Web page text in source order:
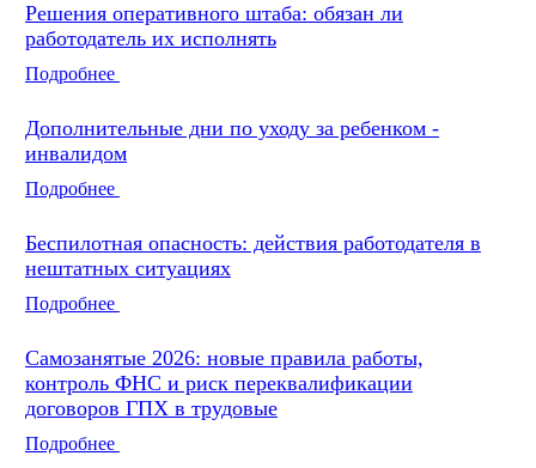
Решения оперативного штаба: обязан ли
работодатель их исполнять
Подробнее
Дополнительные дни по уходу за ребенком -
инвалидом
Подробнее
Беспилотная опасность: действия работодателя в
нештатных ситуациях
Подробнее
Самозанятые 2026: новые правила работы,
контроль ФНС и риск переквалификации
договоров ГПХ в трудовые
Подробнее